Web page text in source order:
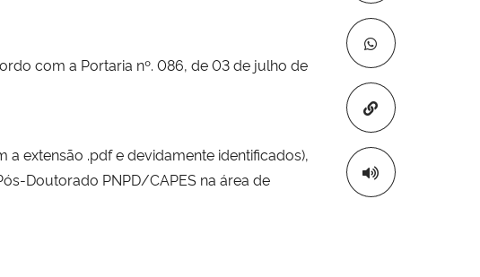
Copiar para
com a Portaria nº. 086, de 03 de julho de
extensão .pdf e devidamente identificados),
Doutorado PNPD/CAPES na área de